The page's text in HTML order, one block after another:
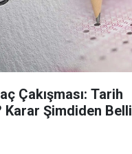
Çakışması: Tarih
Karar Şimdiden Belli